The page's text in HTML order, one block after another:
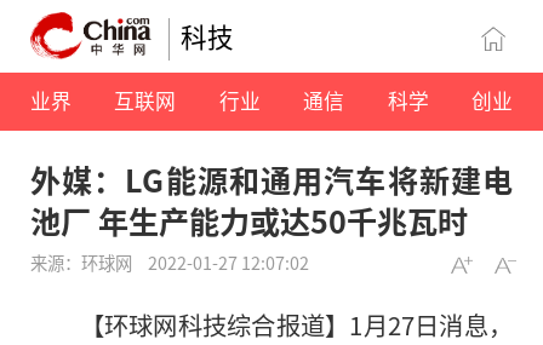
科技
业界 互联网 行业 通信 科学 创业
外媒：LG能源和通用汽车将新建电
池厂 年生产能力或达50千兆瓦时
来源：环球网 2022-01-27 12:07:02
【环球网科技综合报道】 1月27日消息，